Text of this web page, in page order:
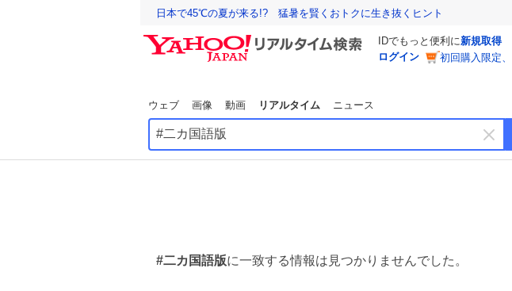
日本で45℃の夏が来る!? 猛暑を賢くおトクに生き抜くヒント
IDでもっと便利に新規取得
ログイン
初回購入限定
ウェブ 画像 動画 リアルタイム ニュース
キ
ー
#二カ国語版に一致する情報は見つかりませんでした。